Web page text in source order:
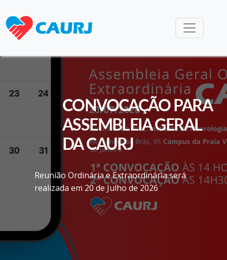
CONVOCAÇÃO PARA
ASSEMBLEIA GERAL
DA CAURJ
Reunião Ordinária e Extraordinária será
realizada em 20 de Julho de 2026